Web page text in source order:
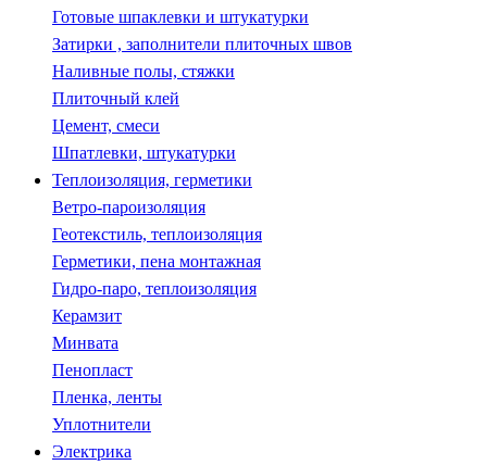
Готовые шпаклевки и штукатурки
Затирки , заполнители плиточных швов
Наливные полы, стяжки
Плиточный клей
Цемент, смеси
Шпатлевки, штукатурки
Теплоизоляция, герметики
Ветро-пароизоляция
Геотекстиль, теплоизоляция
Герметики, пена монтажная
Гидро-паро, теплоизоляция
Керамзит
Минвата
Пенопласт
Пленка, ленты
Уплотнители
Электрика